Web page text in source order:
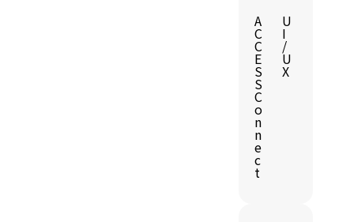
A
C
C
E
S
S
C
o
n
n
e
c
t
U
I
/
U
X